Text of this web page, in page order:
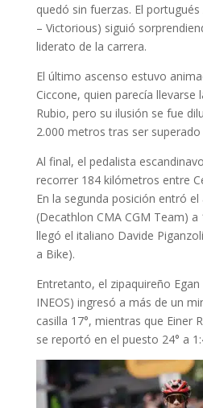
quedó sin fuerzas. El
– Victorious) siguió
liderato de la carrera.
El último ascenso estuvo
Ciccone, quien parecía
Rubio, pero su ilusión se fue
2.000 metros tras ser
Al final, el pedalista
recorrer 184 kilómetros entre
En la segunda posición entró el
(Decathlon CMA CGM Team)
llegó el italiano Davide
a Bike).
Entretanto, el zipaquireño
INEOS) ingresó a más de un
casilla 17°, mientras que Einer
se reportó en el puesto 24° a